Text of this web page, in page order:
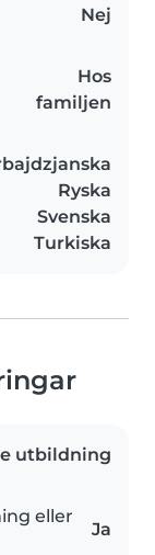
Nej
Hos
familjen
Ryska
Svenska
Turkiska
utbildning
eller
Ja